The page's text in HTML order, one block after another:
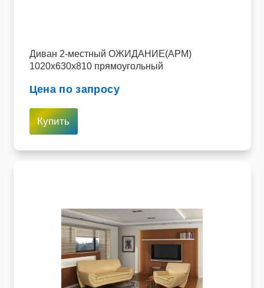
Диван 2-местный ОЖИДАНИЕ(АРМ)
1020х630х810 прямоугольный
Цена по запросу
Купить